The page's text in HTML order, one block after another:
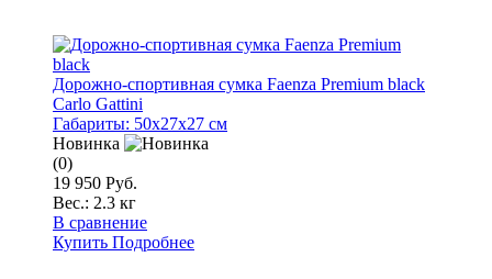
Дорожно-спортивная сумка Faenza Premium black
Carlo Gattini
Габариты: 50x27x27 см
Новинка
(0)
19 950 Руб.
Вес.: 2.3 кг
В сравнение
Купить Подробнее